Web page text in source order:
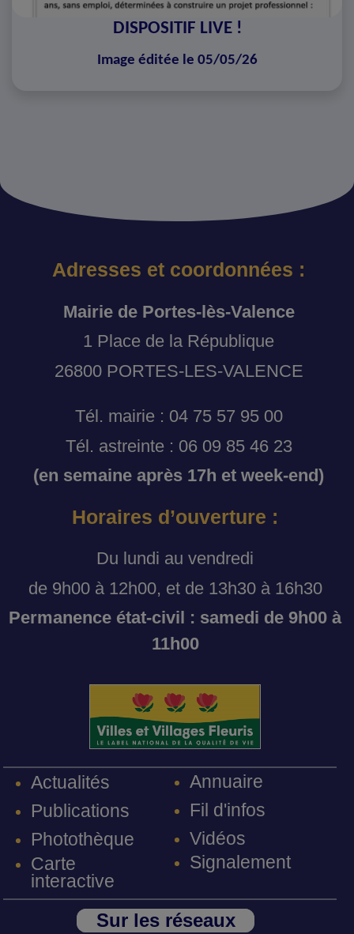
DISPOSITIF LIVE !
Image éditée le 05/05/26
Adresses et coordonnées :
Mairie de Portes-lès-Valence
1 Place de la République
26800 PORTES-LES-VALENCE
Tél. mairie : 04 75 57 95 00
Tél. astreinte : 06 09 85 46 23
(en semaine après 17h et week-end)
Horaires d’ouverture :
Du lundi au vendredi
de 9h00 à 12h00, et de 13h30 à 16h30
Permanence état-civil : samedi de 9h00 à
11h00
Actualités
Publications
Photothèque
Carte
interactive
Annuaire
Fil d'infos
Vidéos
Signalement
Sur les réseaux